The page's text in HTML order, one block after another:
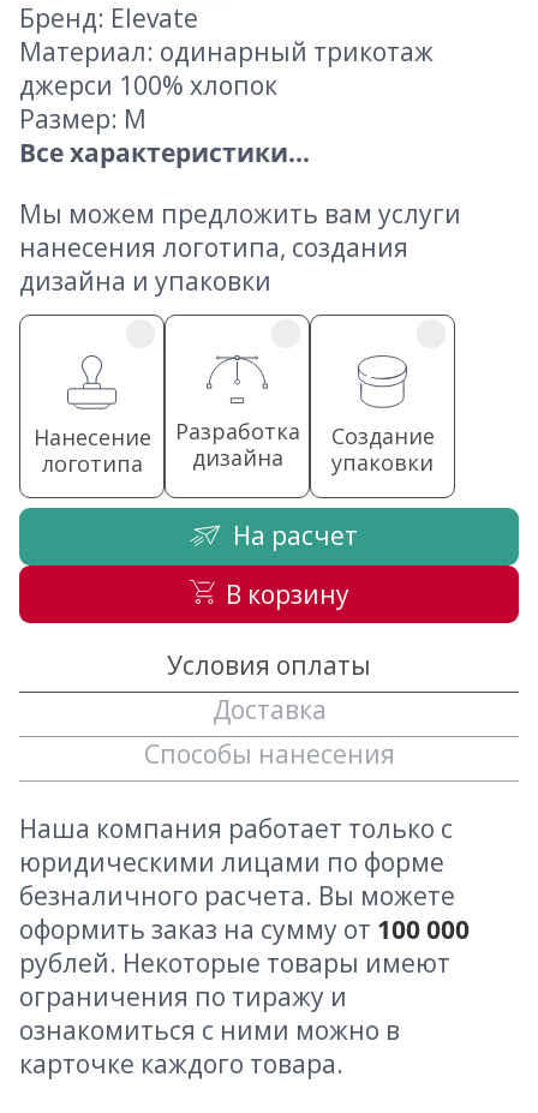
Бренд: Elevate
Материал: одинарный трикотаж
джерси 100% хлопок
Размер: M
Все характеристики...
Мы можем предложить вам услуги
нанесения логотипа, создания
дизайна и упаковки
Нанесение
логотипа
Разработка
дизайна
Создание
упаковки
На расчет
В корзину
Условия оплаты
Доставка
Способы нанесения
Наша компания работает только с
юридическими лицами по форме
безналичного расчета. Вы можете
оформить заказ на сумму от 100 000
рублей. Некоторые товары имеют
ограничения по тиражу и
ознакомиться с ними можно в
карточке каждого товара.